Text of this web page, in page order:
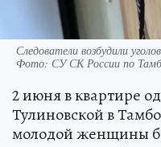
Следователи возбудили
Фото: СУ СК России по
2 июня в квартире
Тулиновской в
молодой женщины